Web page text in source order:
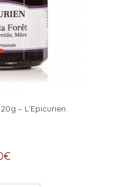
– L’Epicurien
€